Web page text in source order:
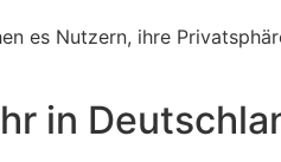
es Nutzern, ihre
in